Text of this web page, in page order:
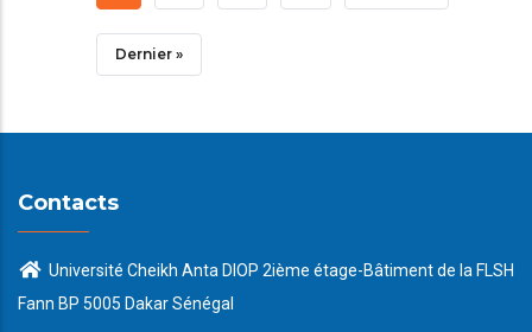
Courante
Dernière
Dernier »
Contacts
Université Cheikh Anta DIOP 2ième étage-Bâtiment de la FLSH
Fann BP 5005 Dakar Sénégal